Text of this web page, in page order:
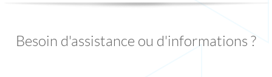
Besoin d'assistance ou d'informations ?